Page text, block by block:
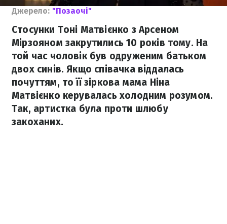
Джерело: "Позаочі"
Стосунки Тоні Матвієнко з Арсеном
Мірзояном закрутились 10 років тому. На
той час чоловік був одруженим батьком
двох синів. Якщо співачка віддалась
почуттям, то її зіркова мама Ніна
Матвієнко керувалась холодним розумом.
Так, артистка була проти шлюбу
закоханих.